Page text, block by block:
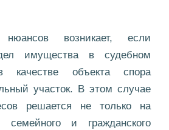
возникает, если
имущества в судебном
качестве объекта спора
участок. В этом случае
решается не только на
семейного и гражданского